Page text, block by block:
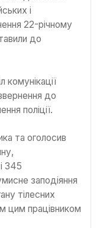
і
22-річному
до
комунікації
до
поліції.
та оголосив
345
заподіяння
тілесних
цим працівником